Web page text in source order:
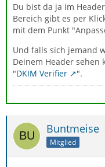
Du bist da ja im
Bereich gibt es per
mit dem Punkt
Und falls sich jemand
Deinem Header sehen
"DKIM Verifier ".
Buntmeise
Mitglied